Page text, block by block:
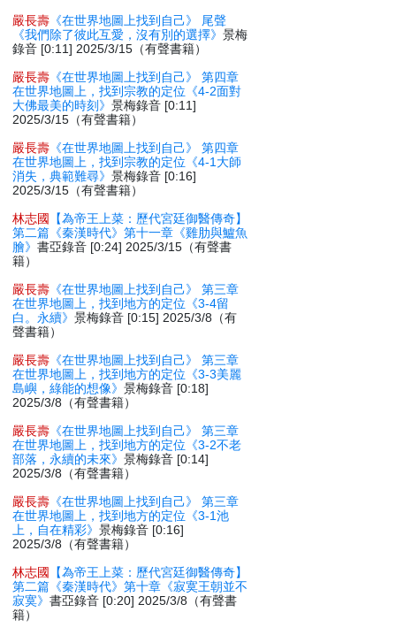
嚴長壽 《在世界地圖上找到自己》 尾聲
《我們除了彼此互愛，沒有別的選擇》景梅
錄音 [0:11] 2025/3/15（有聲書籍）
嚴長壽 《在世界地圖上找到自己》 第四章
在世界地圖上，找到宗教的定位《4-2面對
大佛最美的時刻》景梅錄音 [0:11]
2025/3/15（有聲書籍）
嚴長壽 《在世界地圖上找到自己》 第四章
在世界地圖上，找到宗教的定位《4-1大師
消失，典範難尋》景梅錄音 [0:16]
2025/3/15（有聲書籍）
林志國
【為帝王上菜：歷代宮廷御醫傳奇】
第二篇《秦漢時代》第十一章《雞肋與鱸魚
膾》書亞錄音 [0:24] 2025/3/15（有聲書
籍）
嚴長壽 《在世界地圖上找到自己》 第三章
在世界地圖上，找到地方的定位《3-4留
白。永續》景梅錄音 [0:15] 2025/3/8（有
聲書籍）
嚴長壽 《在世界地圖上找到自己》 第三章
在世界地圖上，找到地方的定位《3-3美麗
島嶼，綠能的想像》景梅錄音 [0:18]
2025/3/8（有聲書籍）
嚴長壽 《在世界地圖上找到自己》 第三章
在世界地圖上，找到地方的定位《3-2不老
部落，永續的未來》景梅錄音 [0:14]
2025/3/8（有聲書籍）
嚴長壽 《在世界地圖上找到自己》 第三章
在世界地圖上，找到地方的定位《3-1池
上，自在精彩》景梅錄音 [0:16]
2025/3/8（有聲書籍）
林志國
【為帝王上菜：歷代宮廷御醫傳奇】
第二篇《秦漢時代》第十章《寂寞王朝並不
寂寞》書亞錄音 [0:20] 2025/3/8（有聲書
籍）